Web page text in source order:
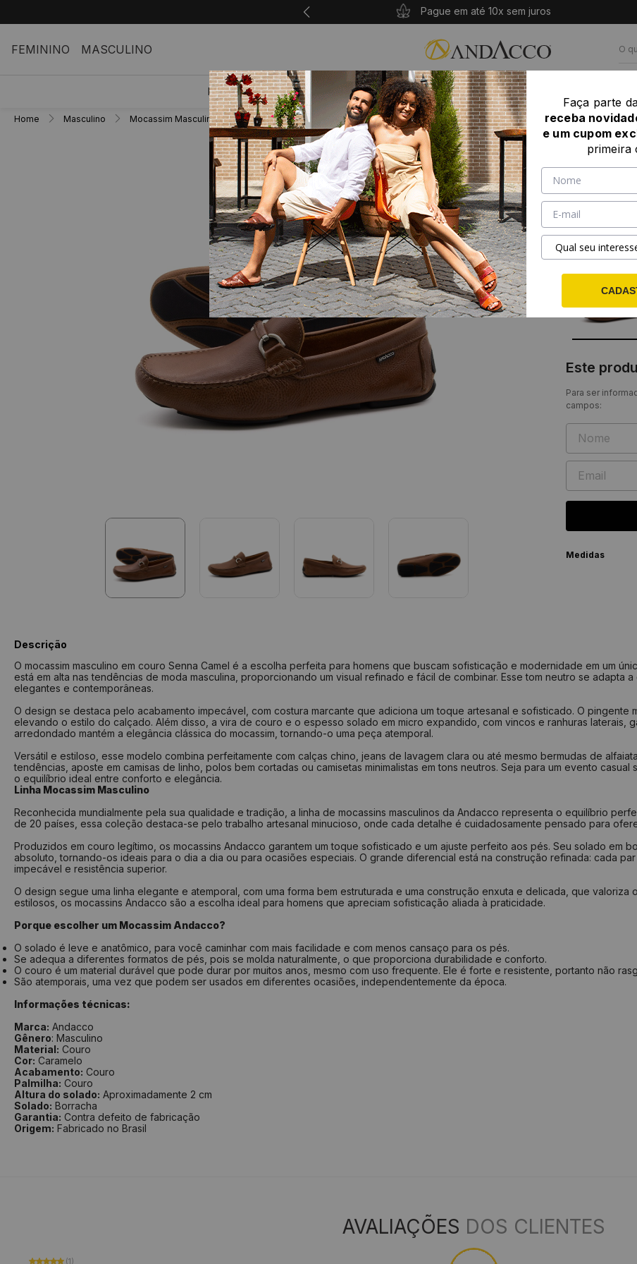
Compras acima de R$ 339 seu frete é grátis!
Pague em até 10x sem juros
10% OFF com o cupom: PRIMEIROANDACCO
FEMININO MASCULINO
FEMININO MASCULINO POR NUMERAÇÃO
Home Masculino Mocassim Masculino Mocassim Masculino em Couro Senna Camel - 9879SC
- 9879SC
SKU: 9879SC
SELECIONE
SELECIONE
Este
Para ser
campos:
Medidas
35
36
24
37
38
40
Faça
Repita
Tire a
Descrição
O mocassim masculino em couro Senna Camel é a escolha perfeita para homens que buscam sofisticação e modernidade em um
está em alta nas tendências de moda masculina, proporcionando um visual refinado e fácil de combinar. Esse tom neutro se adapta
elegantes e contemporâneas.
O design se destaca pelo acabamento impecável, com costura marcante que adiciona um toque artesanal e sofisticado. O pingente
elevando o estilo do calçado. Além disso, a vira de couro e o espesso solado em micro expandido, com vincos e ranhuras laterais,
arredondado mantém a elegância clássica do mocassim, tornando-o uma peça atemporal.
Versátil e estiloso, esse modelo combina perfeitamente com calças chino, jeans de lavagem clara ou até mesmo bermudas de
tendências, aposte em camisas de linho, polos bem cortadas ou camisetas minimalistas em tons neutros. Seja para um evento
o equilíbrio ideal entre conforto e elegância.
Linha Mocassim Masculino
Reconhecida mundialmente pela sua qualidade e tradição, a linha de mocassins masculinos da Andacco representa o equilíbrio
de 20 países, essa coleção destaca-se pelo trabalho artesanal minucioso, onde cada detalhe é cuidadosamente pensado para
Produzidos em couro legítimo, os mocassins Andacco garantem um toque sofisticado e um ajuste perfeito aos pés. Seu solado em
absoluto, tornando-os ideais para o dia a dia ou para ocasiões especiais. O grande diferencial está na construção refinada: cada
impecável e resistência superior.
O design segue uma linha elegante e atemporal, com uma forma bem estruturada e uma construção enxuta e delicada, que
estilosos, os mocassins Andacco são a escolha ideal para homens que apreciam sofisticação aliada à praticidade.
Porque escolher um Mocassim Andacco?
O solado é leve e anatômico, para você caminhar com mais facilidade e com menos cansaço para os pés.
Se adequa a diferentes formatos de pés, pois se molda naturalmente, o que proporciona durabilidade e conforto.
O couro é um material durável que pode durar por muitos anos, mesmo com uso frequente. Ele é forte e resistente, portanto não
São atemporais, uma vez que podem ser usados em diferentes ocasiões, independentemente da época.
Informações técnicas:
Marca: Andacco
Gênero: Masculino
Material: Couro
Cor: Caramelo
Acabamento: Couro
Palmilha: Couro
Altura do solado: Aproximadamente 2 cm
Solado: Borracha
Garantia: Contra defeito de fabricação
Origem: Fabricado no Brasil
AVALIAÇÕES DOS CLIENTES
(1)
Faça parte
receba
e um cupom
primeira